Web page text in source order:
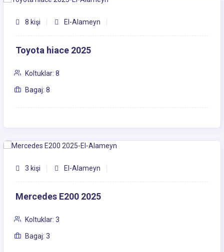
8 kişi El-Alameyn
Toyota hiace 2025
Koltuklar: 8
Bagaj: 8
3 kişi El-Alameyn
Mercedes E200 2025
Koltuklar: 3
Bagaj: 3